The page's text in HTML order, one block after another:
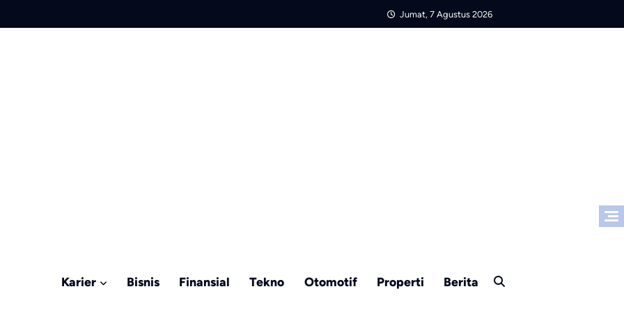
Jumat, 7 Agustus 2026
Karier Bisnis Finansial Tekno Otomotif Properti Berita